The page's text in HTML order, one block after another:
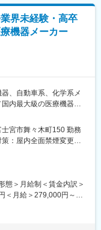
ア製品を多数生産して
関与度は異なります。
心です。
定作業維持管理支援、
品質システム構築
教育、育成管理の支援
ル改善活動、備品管理
ク工程把握と改善支援
業務の担当分けがされ
メージです。
メインですが、遠方な
界未経験・高卒
機器メーカー
、自動車系、化学系メ
内最大級の医療機器メ
／高卒・第二新卒歓迎】
から、病院用の体温
機器（ME機器）に関す
。本ポジションでは、
鷹工場では事業好調に
宮市舞々木町150 勤務
：屋内全面禁煙変更の
ク含む）
態＞月給制＜賃金内訳＞
＜月給＞279,000円～